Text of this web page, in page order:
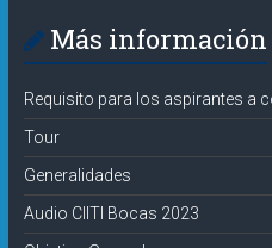
Más información
Requisito para los aspirantes a
Tour
Generalidades
Audio CIITI Bocas 2023